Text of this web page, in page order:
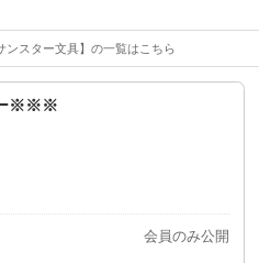
ンスター文具】の一覧はこちら
ー※※※
会員のみ公開